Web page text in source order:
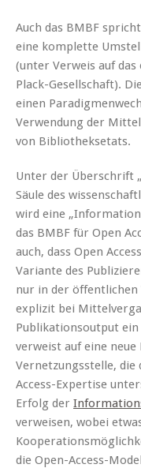
Auch das BMBF
eine komplette
(unter Verweis auf
Plack-Gesellschaft).
einen
Verwendung der
von Bibliotheksetats.
Unter der Überschrift
Säule des
wird eine
das BMBF für Open
auch, dass Open
Variante des
nur in der öffentlichen
explizit bei
Publikationsoutput
verweist auf eine
Vernetzungsstelle, die
Access-Expertise
Erfolg der
verweisen, wobei
die Open-Access-